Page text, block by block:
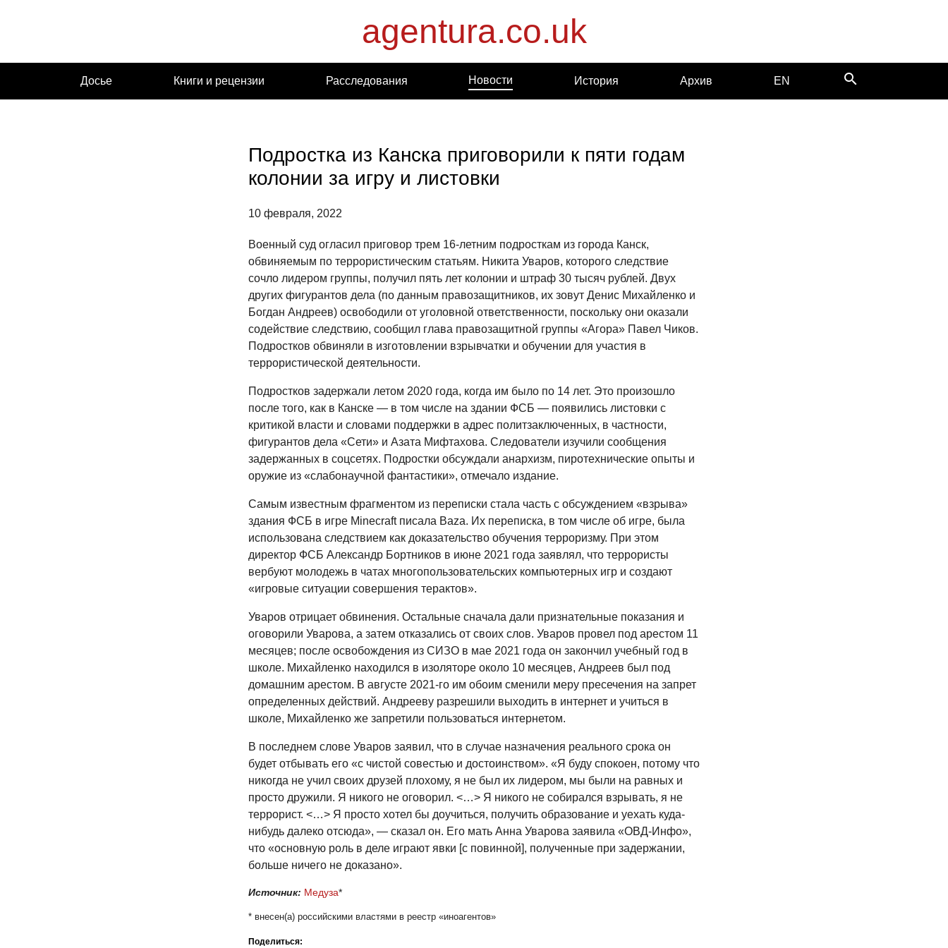
agentura.co.uk
Досье Книги и рецензии Расследования Новости История Архив EN search
Подростка из Канска приговорили к пяти годам
колонии за игру и листовки
10 февраля, 2022
Военный суд огласил приговор трем 16-летним подросткам из города Канск,
обвиняемым по террористическим статьям. Никита Уваров, которого следствие
сочло лидером группы, получил пять лет колонии и штраф 30 тысяч рублей. Двух
других фигурантов дела (по данным правозащитников, их зовут Денис Михайленко и
Богдан Андреев) освободили от уголовной ответственности, поскольку они оказали
содействие следствию, сообщил глава правозащитной группы «Агора» Павел Чиков.
Подростков обвиняли в изготовлении взрывчатки и обучении для участия в
террористической деятельности.
Подростков задержали летом 2020 года, когда им было по 14 лет. Это произошло
после того, как в Канске — в том числе на здании ФСБ — появились листовки с
критикой власти и словами поддержки в адрес политзаключенных, в частности,
фигурантов дела «Сети» и Азата Мифтахова. Следователи изучили сообщения
задержанных в соцсетях. Подростки обсуждали анархизм, пиротехнические опыты и
оружие из «слабонаучной фантастики», отмечало издание.
Самым известным фрагментом из переписки стала часть с обсуждением «взрыва»
здания ФСБ в игре Minecraft писала Baza. Их переписка, в том числе об игре, была
использована следствием как доказательство обучения терроризму. При этом
директор ФСБ Александр Бортников в июне 2021 года заявлял, что террористы
вербуют молодежь в чатах многопользовательских компьютерных игр и создают
«игровые ситуации совершения терактов».
Уваров отрицает обвинения. Остальные сначала дали признательные показания и
оговорили Уварова, а затем отказались от своих слов. Уваров провел под арестом 11
месяцев; после освобождения из СИЗО в мае 2021 года он закончил учебный год в
школе. Михайленко находился в изоляторе около 10 месяцев, Андреев был под
домашним арестом. В августе 2021-го им обоим сменили меру пресечения на запрет
определенных действий. Андрееву разрешили выходить в интернет и учиться в
школе, Михайленко же запретили пользоваться интернетом.
В последнем слове Уваров заявил, что в случае назначения реального срока он
будет отбывать его «с чистой совестью и достоинством». «Я буду спокоен, потому что
никогда не учил своих друзей плохому, я не был их лидером, мы были на равных и
просто дружили. Я никого не оговорил. <…> Я никого не собирался взрывать, я не
террорист. <…> Я просто хотел бы доучиться, получить образование и уехать куда-
нибудь далеко отсюда», — сказал он. Его мать Анна Уварова заявила «ОВД-Инфо»,
что «основную роль в деле играют явки [с повинной], полученные при задержании,
больше ничего не доказано».
Источник: Медуза*
* внесен(a) российскими властями в реестр «иноагентов»
Поделиться: